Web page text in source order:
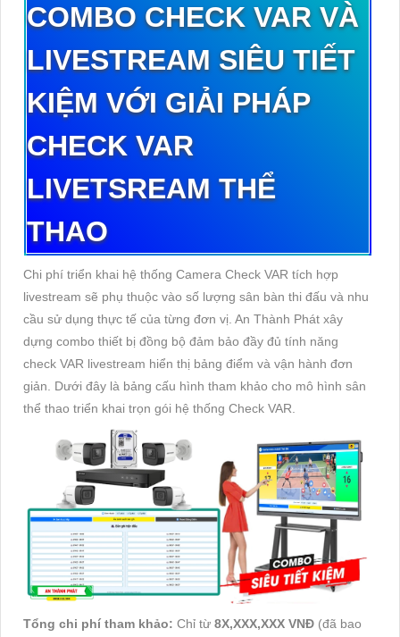
COMBO CHECK VAR VÀ
LIVESTREAM SIÊU TIẾT
KIỆM VỚI GIẢI PHÁP
CHECK VAR
LIVETSREAM THỂ
THAO
Chi phí triển khai hệ thống Camera Check VAR tích hợp
livestream sẽ phụ thuộc vào số lượng sân bàn thi đấu và nhu
cầu sử dụng thực tế của từng đơn vị. An Thành Phát xây
dựng combo thiết bị đồng bộ đảm bảo đầy đủ tính năng
check VAR livestream hiển thị bảng điểm và vận hành đơn
giản. Dưới đây là bảng cấu hình tham khảo cho mô hình sân
thể thao triển khai trọn gói hệ thống Check VAR.
Tổng chi phí tham khảo: Chỉ từ 8X,XXX,XXX VNĐ (đã bao